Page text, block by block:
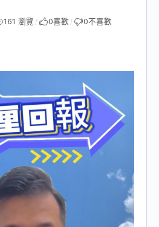
161 瀏覽 / 0喜歡 / 0不喜歡